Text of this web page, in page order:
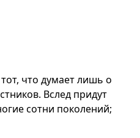
что думает лишь о
Вслед придут
сотни поколений;